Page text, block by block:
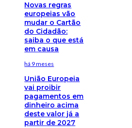
Novas regras
europeias vão
mudar o Cartão
do Cidadão:
saiba o que está
em causa
há 9 meses
União Europeia
vai proibir
pagamentos em
dinheiro acima
deste valor já a
partir de 2027